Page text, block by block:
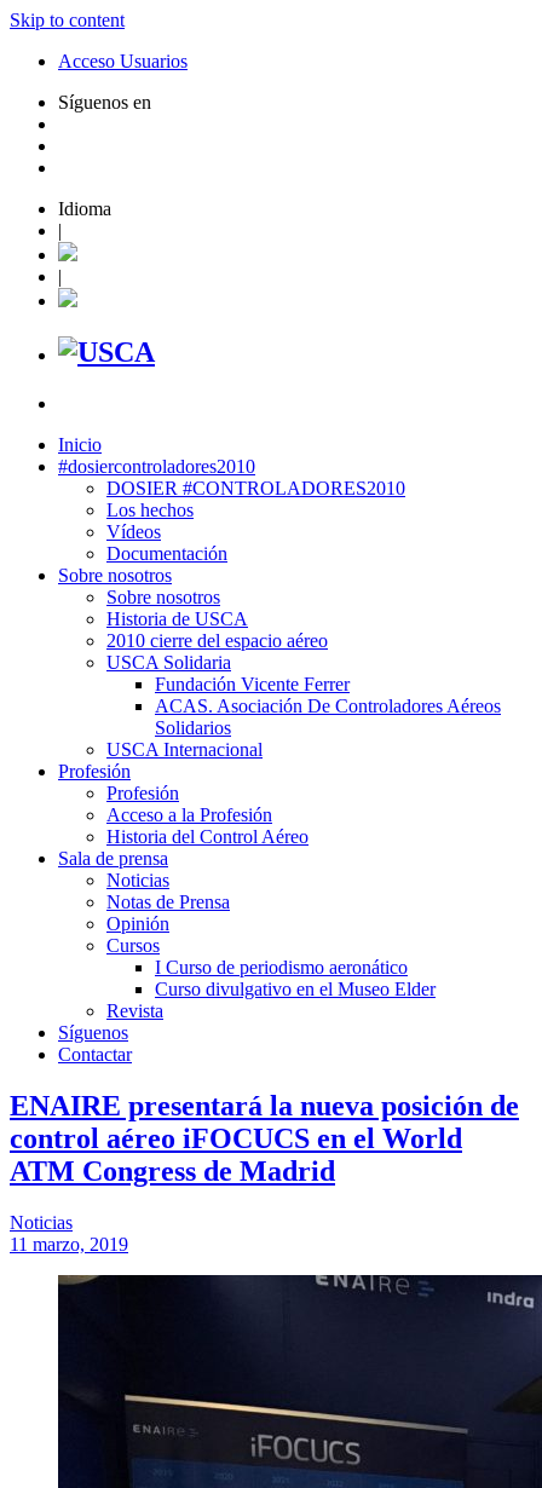
Skip to content
Acceso Usuarios
Síguenos en
Idioma
|
|
Inicio
#dosiercontroladores2010
DOSIER #CONTROLADORES2010
Los hechos
Vídeos
Documentación
Sobre nosotros
Sobre nosotros
Historia de USCA
2010 cierre del espacio aéreo
USCA Solidaria
Fundación Vicente Ferrer
ACAS. Asociación De Controladores Aéreos
Solidarios
USCA Internacional
Profesión
Profesión
Acceso a la Profesión
Historia del Control Aéreo
Sala de prensa
Noticias
Notas de Prensa
Opinión
Cursos
I Curso de periodismo aeronático
Curso divulgativo en el Museo Elder
Revista
Síguenos
Contactar
ENAIRE presentará la nueva posición de
control aéreo iFOCUCS en el World
ATM Congress de Madrid
Noticias
11 marzo, 2019